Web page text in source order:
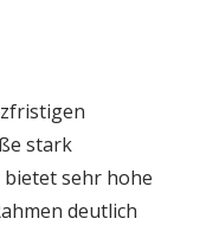
stark
bietet sehr hohe
deutlich